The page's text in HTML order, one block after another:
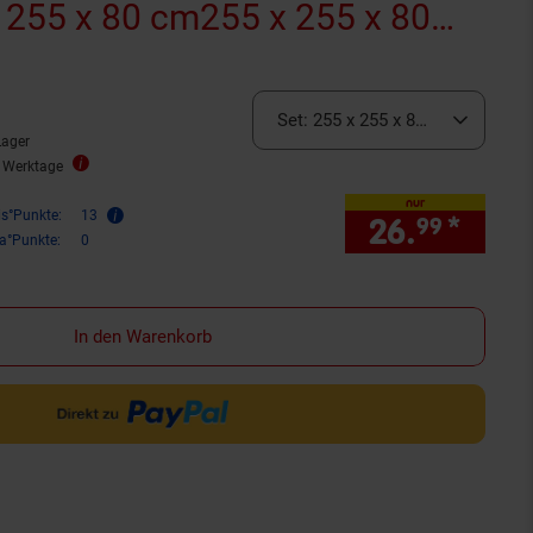
Werktage
13
0
Set: 255 x 255 x 80 cm
nur
26.99 *
In den Warenkorb